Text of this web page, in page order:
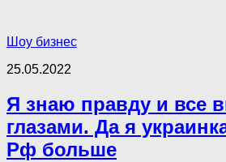
Шоу бизнес
25.05.2022
Я знаю правду и все
глазами. Да я
Рф больше